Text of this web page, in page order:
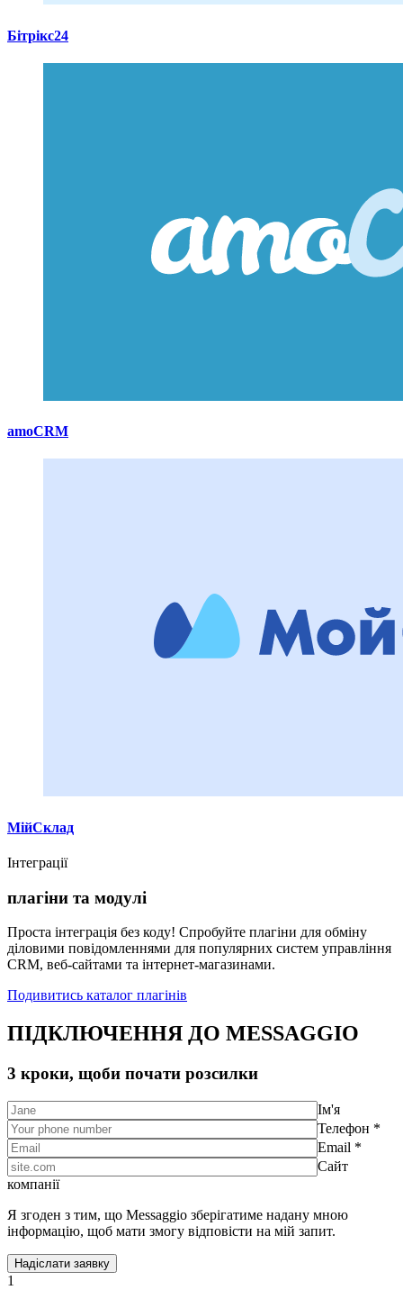
Бітрікс24
amoCRM
МійСклад
Інтеграції
плагіни та модулі
Проста інтеграція без коду! Спробуйте плагіни для обміну
діловими повідомленнями для популярних систем управління
CRM, веб-сайтами та інтернет-магазинами.
Подивитись каталог плагінів
ПІДКЛЮЧЕННЯ ДО MESSAGGIO
3 кроки, щоби почати розсилки
Ім'я
Телефон *
Email *
Сайт
компанії
Я згоден з тим, що Messaggio зберігатиме надану мною
інформацію, щоб мати змогу відповісти на мій запит.
1